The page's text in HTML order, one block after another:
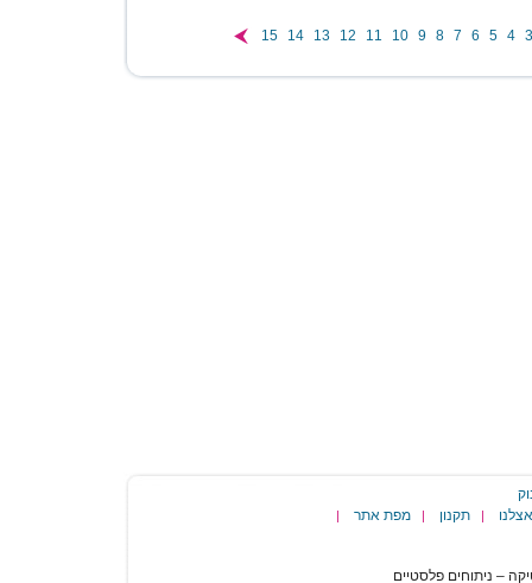
3
4
5
6
7
8
9
10
11
12
13
14
15
| תקנון | מפת אתר |